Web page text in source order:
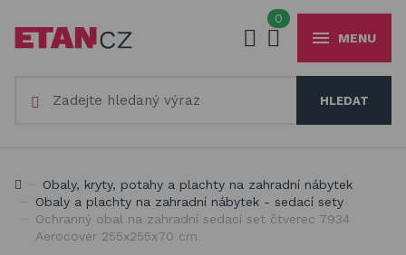
0
MENU
+420777 230 065
Obaly, kryty, potahy a plachty na zahradní nábytek
Dřevěné hračky pro děti
HLEDAT
Jsme experti na zastínění a venkovní zábavu
Obaly, kryty, potahy a plachty na zahradní nábytek
Obaly a plachty na zahradní nábytek - sedací sety
Ochranný obal na zahradní sedací set čtverec 7934
Aerocover 255x255x70 cm